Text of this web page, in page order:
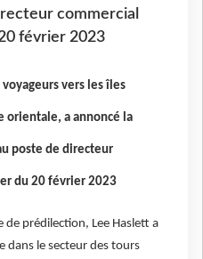
commercial
février 2023
vers les îles
orientale, a annoncé la
poste de directeur
du 20 février 2023
de prédilection, Lee Haslett a
dans le secteur des tours